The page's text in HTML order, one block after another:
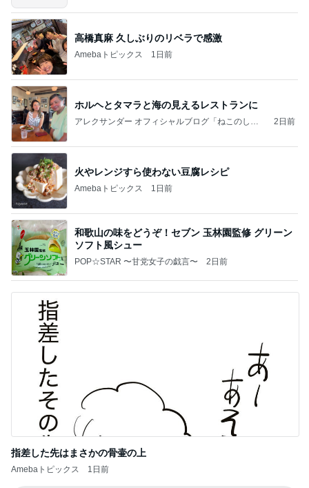
高橋真麻 久しぶりのリベラで感激
Amebaトピックス 1日前
ホルヘとタマラと海の見えるレストランに
アレクサンダー オフィシャルブログ「ねこのしっ
2日前
火やレンジすら使わない豆腐レシピ
Amebaトピックス 1日前
和歌山の味をどうぞ！セブン 玉林園監修 グリーン
ソフト風シュー
POP☆STAR 〜甘党女子の戯言〜 2日前
指差した先はまさかの骨壷の上
Amebaトピックス 1日前